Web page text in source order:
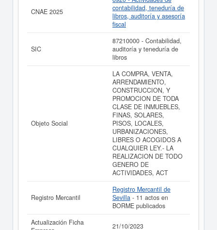
Si está interesado en conocer más datos de la empresa
GRUPO EMPRESARIAL PRONTEG SOCIEDAD
acceder inmediatamente a este
Informe ampliadode GRUPO EMPRESARIAL
PRONTEG SOCIEDAD ANONIMA. y consultar los
resultados de sus años de actividad, así como los
balances y cuentas de resultados disponibles.
La última actualización del informe de empresa se ha
realizado el 21/10/2023.
CNAE 2025
contabilidad, teneduría de
libros, auditoría y asesoría
fiscal
SIC
87210000 - Contabilidad,
auditoría y teneduría de
libros
Objeto Social
LA COMPRA, VENTA,
ARRENDAMIENTO,
CONSTRUCCION, Y
PROMOCION DE TODA
CLASE DE INMUEBLES,
FINAS, SOLARES,
PISOS, LOCALES,
URBANIZACIONES,
LIBRES O ACOGIDOS A
CUALQUIER LEY.- LA
REALIZACION DE TODO
GENERO DE
ACTIVIDADES, ACT
Registro Mercantil
Registro Mercantil de
Sevilla - 11 actos en
BORME publicados
Actualización Ficha
21/10/2023